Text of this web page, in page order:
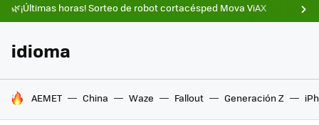
🌿¡Últimas horas! Sorteo de robot cortacésped Mova ViAX
idioma
HOY SE HABLA DE
AEMET China Waze Fallout Generación Z